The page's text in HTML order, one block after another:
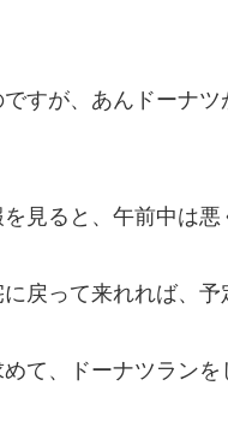
すが、あんドーナ
見ると、午前中は悪
戻って来れれば、予
て、ドーナツランを